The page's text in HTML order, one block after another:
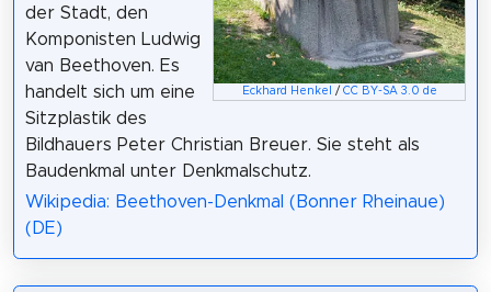
Eckhard Henkel / CC BY-SA 3.0 de
der Stadt, den
Komponisten Ludwig
van Beethoven. Es
handelt sich um eine
Sitzplastik des
Bildhauers Peter Christian Breuer. Sie steht als
Baudenkmal unter Denkmalschutz.
Wikipedia: Beethoven-Denkmal (Bonner Rheinaue)
(DE)